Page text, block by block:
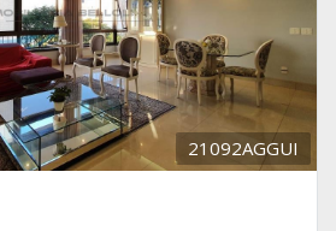
21092AGGUI